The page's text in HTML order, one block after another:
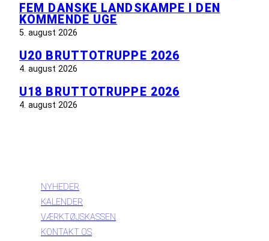
FEM DANSKE LANDSKAMPE I DEN
KOMMENDE UGE
5. august 2026
U20 BRUTTOTRUPPE 2026
4. august 2026
U18 BRUTTOTRUPPE 2026
4. august 2026
NYHEDER
KALENDER
VÆRKTØJSKASSEN
KONTAKT OS